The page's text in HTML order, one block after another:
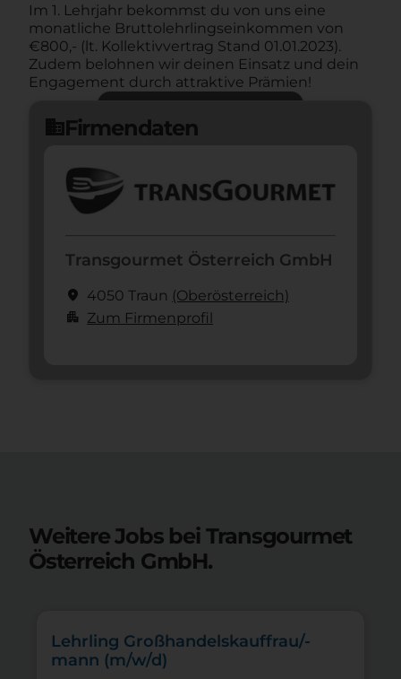
Im 1. Lehrjahr bekommst du von uns eine
monatliche Bruttolehrlingseinkommen von
€800,- (lt. Kollektivvertrag Stand 01.01.2023).
Zudem belohnen wir deinen Einsatz und dein
Engagement durch attraktive Prämien!
domainFirmendaten
Transgourmet Österreich GmbH
location_on 4050 Traun (Ober­österreich)
apartment Zum Firmenprofil
Weitere Jobs bei Transgourmet
Österreich GmbH.
Lehrling Großhandelskauffrau/-
mann (m/w/d)